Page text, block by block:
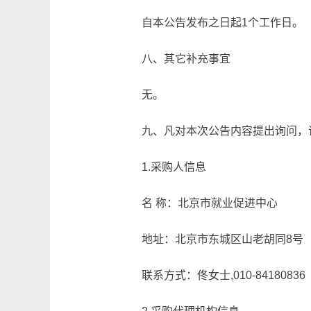
自本公告发布之日起1个工作日。
八、其它补充事宜
无。
九、凡对本次公告内容提出询问，
1.采购人信息
名 称：北京市就业促进中心
地址：北京市东城区山老胡同8号
联系方式：佟女士,010-84180836